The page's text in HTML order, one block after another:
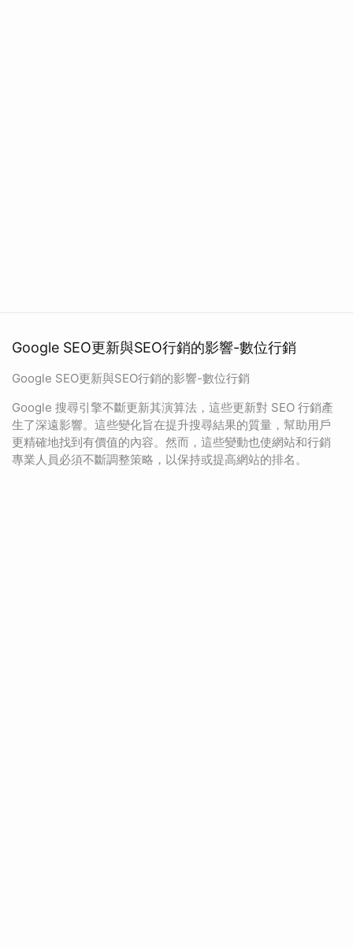
Google SEO更新與SEO行銷的影響-數位行銷
Google SEO更新與SEO行銷的影響-數位行銷
Google 搜尋引擎不斷更新其演算法，這些更新對 SEO 行銷產
生了深遠影響。這些變化旨在提升搜尋結果的質量，幫助用戶
更精確地找到有價值的內容。然而，這些變動也使網站和行銷
專業人員必須不斷調整策略，以保持或提高網站的排名。